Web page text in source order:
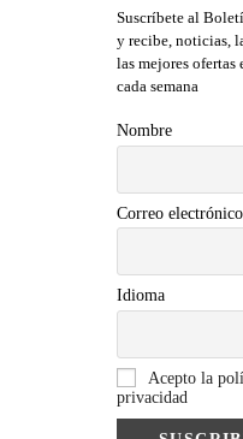
Suscríbete al
y recibe, noticias,
las mejores ofertas
cada semana
Nombre
Correo electrónico
Idioma
Acepto la
privacidad